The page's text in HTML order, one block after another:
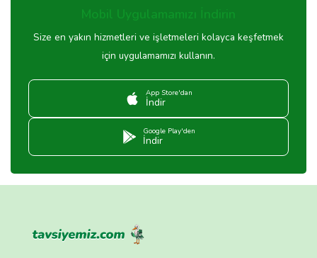
Mobil Uygulamamızı İndirin
Size en yakın hizmetleri ve işletmeleri kolayca keşfetmek
için uygulamamızı kullanın.
App Store'dan
İndir
Google Play'den
İndir